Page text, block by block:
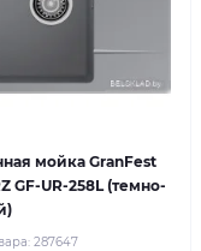
мойка GranFest
GF-UR-258L (темно-
287647